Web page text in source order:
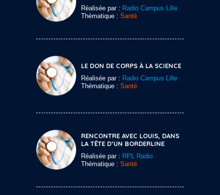
Réalisée par : Radio Campus Lille
Thématique : Santé
LE DON DE CORPS À LA SCIENCE
Réalisée par : Radio Campus Lille
Thématique : Santé
RENCONTRE AVEC LOUIS, DANS
LA TÊTE D’UN BORDERLINE
Réalisée par : RPL Radio
Thématique : Santé